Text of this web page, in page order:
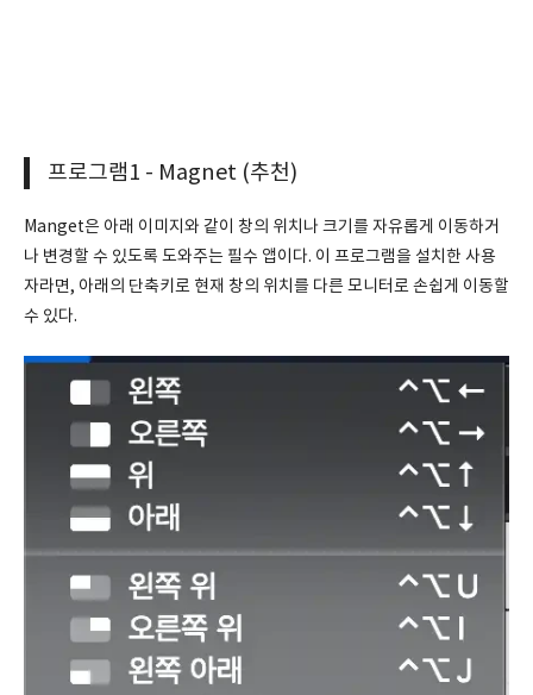
프로그램1 - Magnet (추천)
Manget은 아래 이미지와 같이 창의 위치나 크기를 자유롭게 이동하거
나 변경할 수 있도록 도와주는 필수 앱이다. 이 프로그램을 설치한 사용
자라면, 아래의 단축키로 현재 창의 위치를 다른 모니터로 손쉽게 이동할
수 있다.